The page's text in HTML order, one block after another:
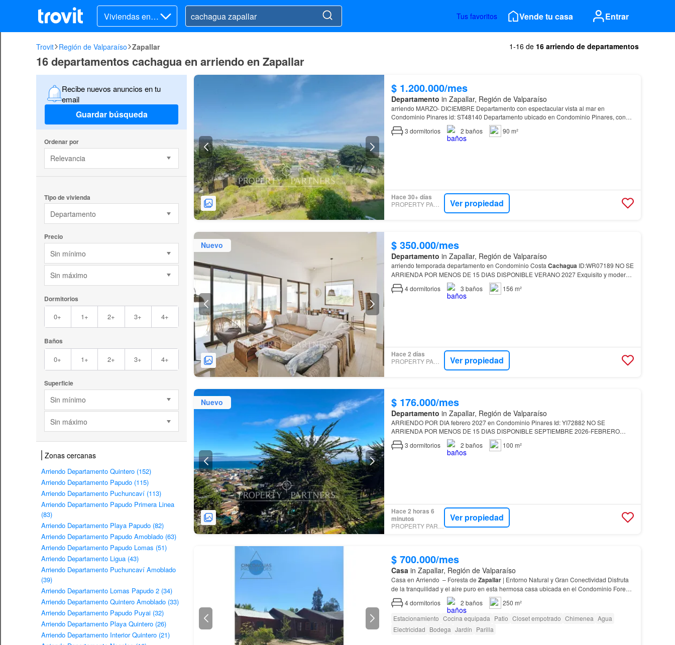
Viviendas en ar
riendo
Tus favoritos Vende tu casa Entrar
Trovit Región de Valparaíso Zapallar 1-16 de 16 arriendo de departamentos
16 departamentos cachagua en arriendo en Zapallar
Recibe nuevos anuncios en tu
email
Guardar búsqueda
Ordenar por
Relevancia
Tipo de vivienda
Departamento
Precio
Sin mínimo
Sin máximo
Dormitorios
0+ 1+ 2+ 3+ 4+
Baños
0+ 1+ 2+ 3+ 4+
Superficie
Sin mínimo
Sin máximo
Zonas cercanas
Arriendo Departamento Quintero (152)
Arriendo Departamento Papudo (115)
Arriendo Departamento Puchuncaví (113)
Arriendo Departamento Papudo Primera Linea
(83)
Arriendo Departamento Playa Papudo (82)
Arriendo Departamento Papudo Amoblado (63)
Arriendo Departamento Papudo Lomas (51)
Arriendo Departamento Ligua (43)
Arriendo Departamento Puchuncaví Amoblado
(39)
Arriendo Departamento Lomas Papudo 2 (34)
Arriendo Departamento Quintero Amoblado (33)
Arriendo Departamento Papudo Puyai (32)
Arriendo Departamento Playa Quintero (26)
Arriendo Departamento Interior Quintero (21)
$ 1.200.000/mes
Departamento in Zapallar, Región de Valparaíso
arriendo MARZO- DICIEMBRE Departamento con espectacular vista al mar en
Condominio Pinares id: ST48140 Departamento ubicado en Condominio Pinares, con
una privilegiada vista. Al ingresar, encontramos living, muy luminoso, con…
3 dormitorios 2 baños 90 m²
Hace 30+ días
PROPERTY PARTNERS Ver propiedad
Nuevo $ 350.000/mes
Departamento in Zapallar, Región de Valparaíso
arriendo temporada departamento en Condominio Costa Cachagua ID:WR07189 NO SE
ARRIENDA POR MENOS DE 15 DIAS DISPONIBLE VERANO 2027 Exquisito y moderno
4dormitorios 3 baños 156 m²
Hace 2 días
PROPERTY PARTNERS Ver propiedad
Nuevo $ 176.000/mes
Departamento in Zapallar, Región de Valparaíso
ARRIENDO POR DIA febrero 2027 en Condominio Pinares Id: YI72882 NO SE
ARRIENDA POR MENOS DE 15 DIAS DISPONIBLE SEPTIEMBRE 2026-FEBRERO
2027 Acogedor departamento, ideal para quienes buscan comodidad y una excelente
ubicaci…
3 dormitorios 2 baños 100 m²
Hace 2 horas 6
minutos
PROPERTY PARTNERS
Ver propiedad
$ 700.000/mes
Casa in Zapallar, Región de Valparaíso
Casa en Arriendo – Foresta de Zapallar| Entorno Natural y Gran Conectividad Disfruta
de la tranquilidad y el aire puro en esta hermosa casa ubicada en el Condominio Foresta
deZapallar , sector Catapilco, a solo 18 km de las…
4dormitorios 2 baños
250 m²
Estacionamiento Cocina equipada Patio Closet empotrado Chimenea Agua
Electricidad Bodega Jardín Parilla